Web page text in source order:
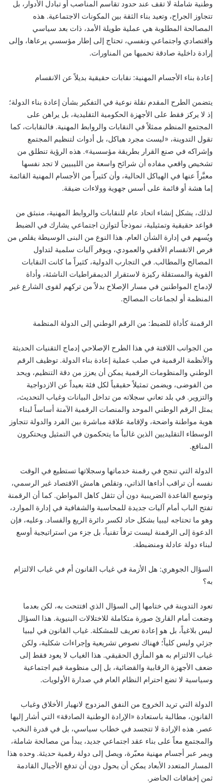
وطنية شاملة لا تقف عند حدود تقاسم المناصب أو تبادل الأدوار، بل
تتجاوز الجراح، وتعيد بناء الثقة بين المكونات الاجتماعية. هذه
المصالحة المطلوبة هي عملية طويلة الأمد، ذات بعد سياسي
واقتصادي واجتماعي ونفسي، تحتاج إلى إطار مؤسسي يرعاها، وإلى
إرادة داخلية صادقة تحميها من المناورات.
إعادة بناء الأجسام المهنية: نقابات حقيقية بديلاً عن الانقسام
يتضمن الطرح المقدم نقلة نوعية في التفكير بشأن إعادة بناء الدولة؛
إذ لا يركز فقط على الأجهزة الحكومية التقليدية، بل يراهن على
المجتمع المنظم ممثلاً في النقابات والروابط المهنية. فالنقابات، كما
تقول التدوينة، «ليست مجرد هياكل، بل أدوات لتنظيم المجتمع
وإشراكه في صنع القرار بطريقة مؤسسية». هذه الرؤية تنطلق من
تشخيص واقعي مفاده أن شرائح واسعة من الليبيين لا تجد نفسها
معبَّراً عنها في الهياكل الحالية، وأن كثيراً من الأجسام المهنية القائمة
إما هشة أو قائمة على أسس جهوية وولاءات ضيقة.
لذلك، يشكل إنشاء اتحاد عام للنقابات والروابط المهنية، منبثق من
قواعد حقيقية وتمثيلية، نموذجاً لتوازن اجتماعي يشارك في الضبط
ويُسهم في إدارة الشأن العام. هذا النوع من البنى الوسيطة يقلص من
فرص الانقسام الأفقي والعمودي، ويوفر آليات سلمية لتداول
المصالح والمطالب. في التجارب الدولية، كثيراً ما كانت النقابات
القوية والمستقلة ركيزة لاستقرار الديمقراطيات الناشئة، وأداة
لإدماج المواطنين في مسار الإصلاح بدلاً من تركهم لقوى الشارع غير
المنظمة أو لجماعات المصالح.
الرقمنة كأداة للضبط: من الرقم الوطني إلى الدولة المنظمة
من الجوانب اللافتة في هذا الطرح الإصلاحي إدماج التقنيات الحديثة
والأنظمة الرقمية في صلب عملية إعادة بناء الدولة. توظيف الرقم
الوطني والمنظومات الرقمية يمكن أن يعزز من دقة التنظيم، ويحد
من الفوضى، ويضمن تمثيلاً حقيقياً لكل فئة بعيداً عن الازدواجية
والتزوير. في بلد تعاني سجلاته من تداخل البيانات وغياب التحديث،
يمثل الرقم الوطني الموحد والمنصات الرقمية الآمنة أساساً لبناء
هوية مواطنة واضحة، ولإقامة علاقة مباشرة بين الفرد والدولة تتجاوز
الوسطاء التقليديين الذين غالباً ما يتحكمون في التمثيل ويحتكرون
المنافع.
الدولة التي تنجح في رقمنة خدماتها وسجلاتها تستطيع في الوقت
نفسه أن تراقب أداءها الذاتي، وتقلص هامش الاقتصاد غير الرسمي،
وتوسع القاعدة الضريبية دون أن تثقل كاهل المواطن. كما أن الرقمنة
تفتح الباب أمام آليات جديدة للمحاسبة والشفافية في إدارة الموارد،
وهو ما تحتاجه ليبيا بشكل حاد لكسر دائرة الريع والفساد. وعليه، فإن
الدعوة إلى الرقمنة ليست ترفاً تقنياً، بل جزء من استراتيجية أوسع
لبناء دولة عادلة ومنضبطة.
السؤال الجوهري: هل الأزمة في غياب القانون أم في غياب الالتزام
به؟
تعود التدوينة في ختامها إلى السؤال الذي افتتحت به، لكن بعدما
وضعت أمام القارئ صورة متكاملة للاختلالات البنيوية. هذا السؤال
ليس بلاغياً، بل هو إعادة تعريف للمشكلة. غياب القانون في ليبيا
جزئي وليس كلياً؛ فهناك نصوص تشريعية وإجراءات شكلية، ولكن
غياب الالتزام به هو المأزق الحقيقي. هذا الغياب لا يعود فقط إلى
ضعف الأجهزة الرقابية والقضائية، بل إلى منظومة قيم اجتماعية
وسياسية لا تضع احترام النظام العام في صدارة الأولويات.
الدولة التي تريد الخروج من النفق المزدوج لانهيار الأخلاق وغياب
القانون، مطالبة باستعادة «الإرادة الوطنية الصادقة» التي أشار إليها
عصر. هذه الإرادة لا تتجسد في خطاب سياسي، بل في قدرة النخب
والمجتمع معاً على بناء عقد اجتماعي جديد، يبدأ من مصالحة شاملة،
ويمر عبر أجسام مهنية معبّرة، ويصل إلى دولة رقمية حديثة. وحده هذا
المسار المتعدد الأبعاد يمكن أن يحول دون أن تدفع الأجيال القادمة
ثمن إخفاقات الحاضر.